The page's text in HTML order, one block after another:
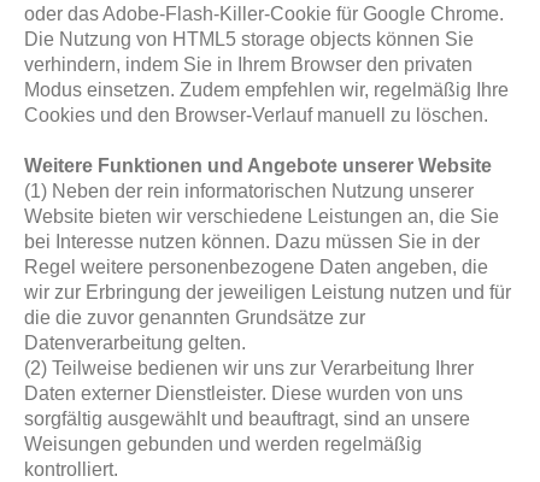
oder das Adobe-Flash-Killer-Cookie für Google Chrome.
Die Nutzung von HTML5 storage objects können Sie
verhindern, indem Sie in Ihrem Browser den privaten
Modus einsetzen. Zudem empfehlen wir, regelmäßig Ihre
Cookies und den Browser-Verlauf manuell zu löschen.
Weitere Funktionen und Angebote unserer Website
(1) Neben der rein informatorischen Nutzung unserer
Website bieten wir verschiedene Leistungen an, die Sie
bei Interesse nutzen können. Dazu müssen Sie in der
Regel weitere personenbezogene Daten angeben, die
wir zur Erbringung der jeweiligen Leistung nutzen und für
die die zuvor genannten Grundsätze zur
Datenverarbeitung gelten.
(2) Teilweise bedienen wir uns zur Verarbeitung Ihrer
Daten externer Dienstleister. Diese wurden von uns
sorgfältig ausgewählt und beauftragt, sind an unsere
Weisungen gebunden und werden regelmäßig
kontrolliert.